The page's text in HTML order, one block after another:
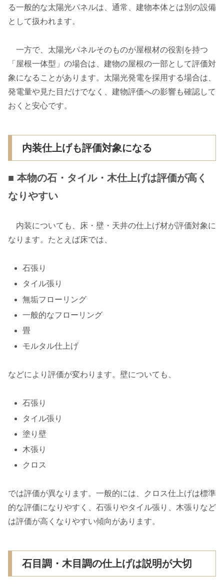
る一般的な太陽光パネルは、通常、建物本体とは別の設備
として扱われます。
一方で、太陽光パネルそのものが屋根材の役割を持つ
「屋根一体型」の場合は、建物の屋根の一部として評価対
象になることがあります。太陽光発電を採用する場合は、
発電量や見た目だけでなく、建物評価への影響も確認して
おくと安心です。
内装仕上げも評価対象になる
■ 本物の石・タイル・木仕上げは評価が高く
なりやすい
内装についても、床・壁・天井の仕上げ材が評価対象に
なります。たとえば床では、
石張り
タイル張り
無垢フローリング
一般的なフローリング
畳
モルタル仕上げ
などにより評価が変わります。壁についても、
石張り
タイル張り
塗り壁
木張り
クロス
では評価が異なります。一般的には、クロス仕上げは標準
的な評価になりやすく、石張りやタイル張り、木張りなど
は評価が高くなりやすい傾向があります。
石目調・木目調の仕上げは説明が大切